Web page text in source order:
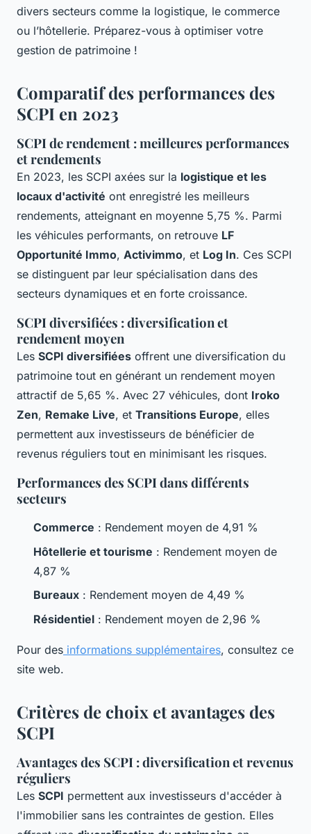
divers secteurs comme la logistique, le commerce
ou l’hôtellerie. Préparez-vous à optimiser votre
gestion de patrimoine !
Comparatif des performances des
SCPI en 2023
SCPI de rendement : meilleures performances
et rendements
En 2023, les SCPI axées sur la logistique et les
locaux d'activité ont enregistré les meilleurs
rendements, atteignant en moyenne 5,75 %. Parmi
les véhicules performants, on retrouve LF
Opportunité Immo, Activimmo, et Log In. Ces SCPI
se distinguent par leur spécialisation dans des
secteurs dynamiques et en forte croissance.
SCPI diversifiées : diversification et
rendement moyen
Les SCPI diversifiées offrent une diversification du
patrimoine tout en générant un rendement moyen
attractif de 5,65 %. Avec 27 véhicules, dont Iroko
Zen, Remake Live, et Transitions Europe, elles
permettent aux investisseurs de bénéficier de
revenus réguliers tout en minimisant les risques.
Performances des SCPI dans différents
secteurs
Commerce : Rendement moyen de 4,91 %
Hôtellerie et tourisme : Rendement moyen de
4,87 %
Bureaux : Rendement moyen de 4,49 %
Résidentiel : Rendement moyen de 2,96 %
Pour des informations supplémentaires, consultez ce
site web.
Critères de choix et avantages des
SCPI
Avantages des SCPI : diversification et revenus
réguliers
Les SCPI permettent aux investisseurs d'accéder à
l'immobilier sans les contraintes de gestion. Elles